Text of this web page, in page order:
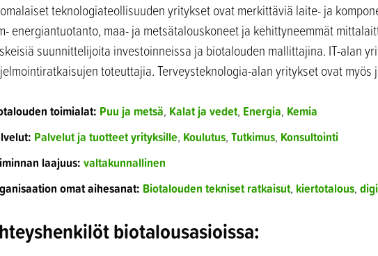
teknologiateollisuuden yritykset ovat merkittäviä laite- ja
energiantuotanto, maa- ja metsätalouskoneet ja kehittyneemmät
suunnittelijoita investoinneissa ja biotalouden mallittajina. IT-alan
toteuttajia. Terveysteknologia-alan yritykset ovat myös
toimialat: Puu ja metsä, Kalat ja vedet, Energia, Kemia
Palvelut ja tuotteet yrityksille, Koulutus, Tutkimus, Konsultointi
laajuus:valtakunnallinen
omat aihesanat: Biotalouden tekniset ratkaisut, kiertotalous,
biotalousasioissa: